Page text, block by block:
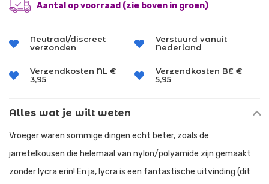
Aantal op voorraad (zie boven in groen)
Neutraal/discreet
verzonden
Verstuurd vanuit
Nederland
Verzendkosten NL €
3,95
Verzendkosten BE €
5,95
Alles wat je wilt weten
Vroeger waren sommige dingen echt beter, zoals de
jarretelkousen die helemaal van nylon/polyamide zijn gemaakt
zonder lycra erin! En ja, lycra is een fantastische uitvinding (dit